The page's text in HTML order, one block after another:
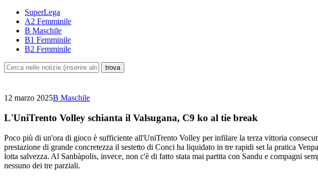
SuperLega
A2 Femminile
B Maschile
B1 Femminile
B2 Femminile
12 marzo 2025B Maschile
L'UniTrento Volley schianta il Valsugana, C9 ko al tie break
Poco più di un'ora di gioco è sufficiente all'UniTrento Volley per infilare la terza vittoria
prestazione di grande concretezza il sestetto di Conci ha liquidato in tre rapidi set la pratica
lotta salvezza. Al Sanbàpolis, invece, non c'è di fatto stata mai partita con Sandu e compagni
nessuno dei tre parziali.